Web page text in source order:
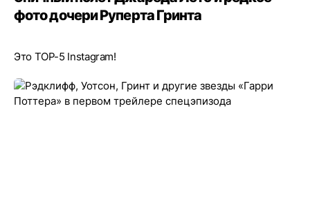
фото дочери Руперта Гринта
Это TOP-5 Instagram!